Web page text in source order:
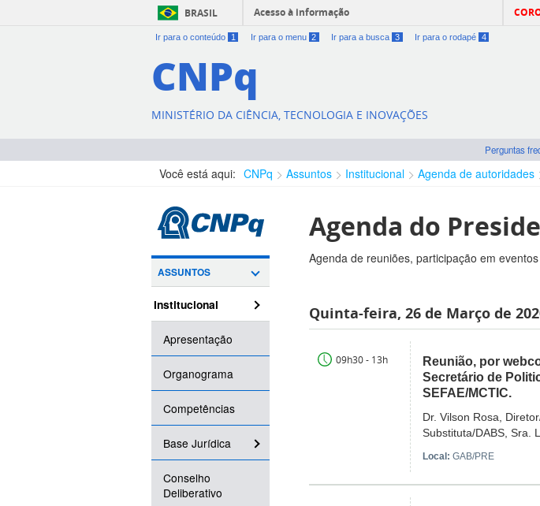
BRASIL Acesso à informação
Ir para o conteúdo 1 Ir para o menu 2 Ir para a busca 3 Ir para o rodapé 4
CNPq
MINISTÉRIO DA CIÊNCIA, TECNOLOGIA E INOVAÇÕES
Perguntas
Você está aqui: CNPq Assuntos Institucional Agenda de autoridades
ASSUNTOS
Institucional
Apresentação
Organograma
Competências
Base Jurídica
Conselho
Deliberativo
Agenda do
Agenda de reuniões, participação em
Quinta-feira, 26 de Março de
09h30 - 13h
Reunião, por
Secretário de
SEFAE/MCTIC.
Dr. Vilson Rosa,
Substituta/DABS, Sra.
Local:GAB/PRE